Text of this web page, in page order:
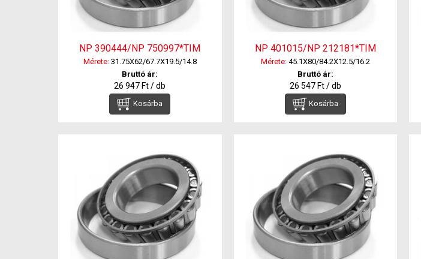
NP 390444/NP 750997*TIM
Mérete:31.75X62/67.7X19.5/14.8
Bruttó ár:
26 947 Ft / db
Kosárba
NP 401015/NP 212181*TIM
Mérete:45.1X80/84.2X12.5/16.2
Bruttó ár:
26 547 Ft / db
Kosárba